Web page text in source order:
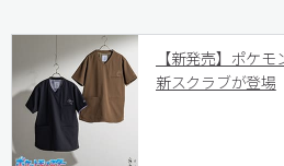
【新発売】ポケ
新スクラブが登場